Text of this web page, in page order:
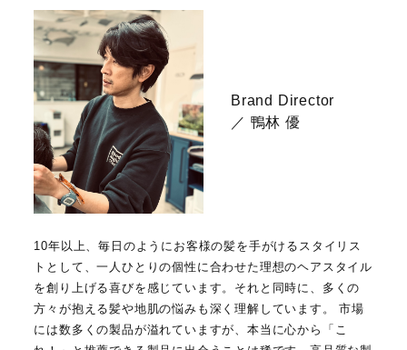
Brand Director
／ 鴨林 優
10年以上、毎日のようにお客様の髪を手がけるスタイリス
トとして、一人ひとりの個性に合わせた理想のヘアスタイル
を創り上げる喜びを感じています。それと同時に、多くの
方々が抱える髪や地肌の悩みも深く理解しています。 市場
には数多くの製品が溢れていますが、本当に心から「こ